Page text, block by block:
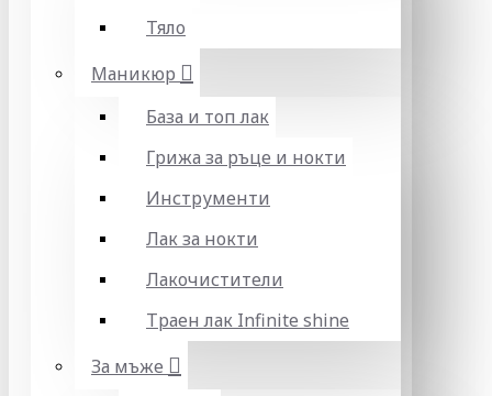
Тяло
Маникюр
База и топ лак
Грижа за ръце и нокти
Инструменти
Лак за нокти
Лакочистители
Траен лак Infinite shine
За мъже